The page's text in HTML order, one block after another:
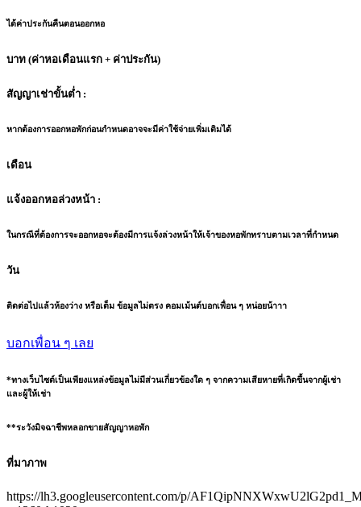
ได้ค่าประกันคืนตอนออกหอ
บาท (ค่าหอเดือนแรก + ค่าประกัน)
สัญญาเช่าขั้นต่ำ :
หากต้องการออกหอพักก่อนกำหนดอาจจะมีค่าใช้จ่ายเพิ่มเติมได้
เดือน
แจ้งออกหอล่วงหน้า :
ในกรณีที่ต้องการจะออกหอจะต้องมีการแจ้งล่วงหน้าให้เจ้าของหอพักทราบตามเวลาที่กำหนด
วัน
ติดต่อไปแล้วห้องว่าง หรือเต็ม ข้อมูลไม่ตรง คอมเม้นต์บอกเพื่อน ๆ หน่อยน้าาา
บอกเพื่อน ๆ เลย
*ทางเว็บไซต์เป็นเพียงแหล่งข้อมูลไม่มีส่วนเกี่ยวข้องใด ๆ จากความเสียหายที่เกิดขึ้นจากผู้เช่า
และผู้ให้เช่า
**ระวังมิจฉาชีพหลอกขายสัญญาหอพัก
ที่มาภาพ
https://lh3.googleusercontent.com/p/